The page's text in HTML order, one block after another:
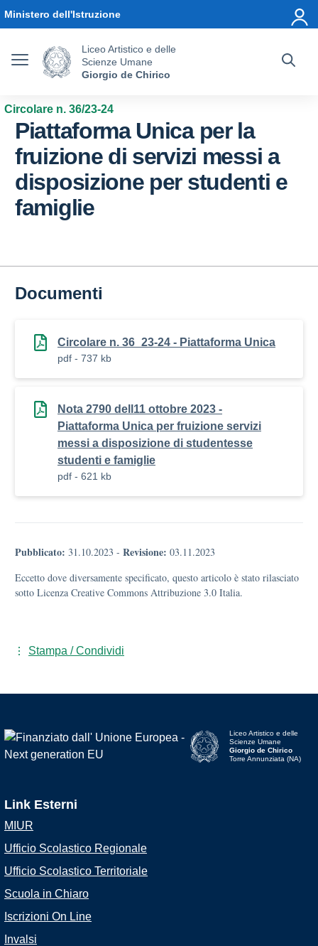
Ministero dell'Istruzione
Liceo Artistico e delle
Scienze Umane
Giorgio de Chirico
Circolare n. 36/23-24
Piattaforma Unica per la
fruizione di servizi messi a
disposizione per studenti e
famiglie
Documenti
Circolare n. 36_23-24 - Piattaforma Unica
pdf - 737 kb
Nota 2790 dell11 ottobre 2023 -
Piattaforma Unica per fruizione servizi
messi a disposizione di studentesse
studenti e famiglie
pdf - 621 kb
Pubblicato: 31.10.2023 - Revisione: 03.11.2023
Eccetto dove diversamente specificato, questo articolo è stato rilasciato
sotto Licenza Creative Commons Attribuzione 3.0 Italia.
Stampa / Condividi
Liceo Artistico e delle
Scienze Umane
Giorgio de Chirico
Torre Annunziata (NA)
Link Esterni
MIUR
Ufficio Scolastico Regionale
Ufficio Scolastico Territoriale
Scuola in Chiaro
Iscrizioni On Line
Invalsi